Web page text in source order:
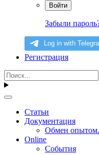
Войти
Забыли
Регистрация
Статьи
Документация
Обмен опытом.
Online
События